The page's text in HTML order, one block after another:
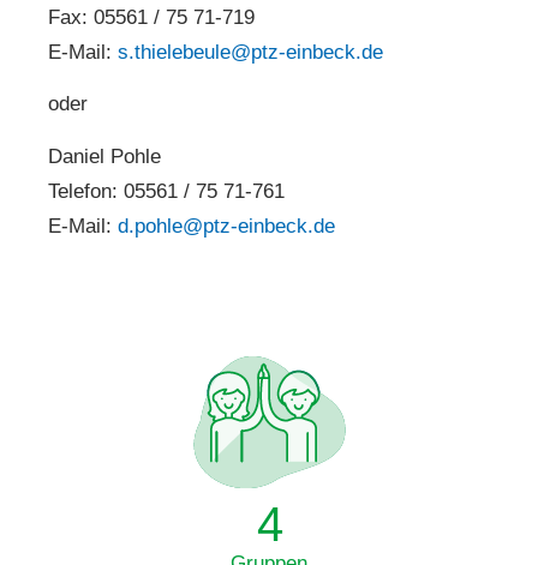
Fax: 05561 / 75 71-719
E-Mail: s.thielebeule@ptz-einbeck.de
oder
Daniel Pohle
Telefon: 05561 / 75 71-761
E-Mail: d.pohle@ptz-einbeck.de
4